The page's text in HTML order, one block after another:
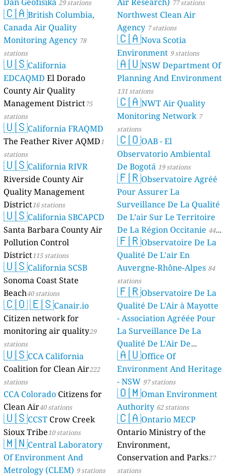
29 stations
🇨🇦British Columbia,
Canada Air Quality
Monitoring Agency 78
stations
🇺🇸California
EDCAQMD El Dorado
County Air Quality
Management District75
stations
🇺🇸California FRAQMD
The Feather River AQMD1
stations
🇺🇸California RIVR
Riverside County Air
Quality Management
District16 stations
🇺🇸California SBCAPCD
Santa Barbara County Air
Pollution Control
District115 stations
🇺🇸California SCSB
Sonoma Coast State
Beach40 stations
🇨🇴🇪🇸Canair.io
Citizen network for
monitoring air quality29
stations
🇺🇸CCA California
Coalition for Clean Air222
stations
CCA Colorado Citizens for
Clean Air40 stations
🇺🇸CCST Crow Creek
Sioux Tribe10 stations
🇲🇳Central Laboratory
Of Environment And
Metrology (CLEM) 9 stations
77 stations
Northwest Clean Air
Agency 7 stations
🇨🇦Nova Scotia
Environment 9 stations
🇦🇺NSW Department Of
Planning And Environment
131 stations
🇨🇦NWT Air Quality
Monitoring Network 7
stations
🇨🇴OAB - El
Observatorio Ambiental
De Bogotá 19 stations
🇫🇷Observatoire Agréé
Pour Assurer La
Surveillance De La Qualité
De L’air Sur Le Territoire
De La Région Occitanie 44
stations
🇫🇷Observatoire De La
Qualité De L'air En
Auvergne-Rhône-Alpes 84
stations
🇫🇷Observatoire De La
Qualité De L'Air à Mayotte
- Association Agréée Pour
La Surveillance De La
Qualité De L'Air De
Mayotte 4 stations
🇦🇺Office Of
Environment And Heritage
- NSW 97 stations
🇴🇲Oman Environment
Authority 62 stations
🇨🇦Ontario MECP
Ontario Ministry of the
Environment,
Conservation and Parks27
stations